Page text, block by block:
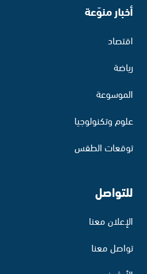
أخبار منوّعة
اقتصاد
رياضة
الموسوعة
علوم وتكنولوجيا
توقعات الطقس
للتواصل
الإعلان معنا
تواصل معنا